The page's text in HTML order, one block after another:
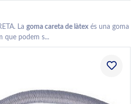
La goma careta de làtex és una goma
que podem s...